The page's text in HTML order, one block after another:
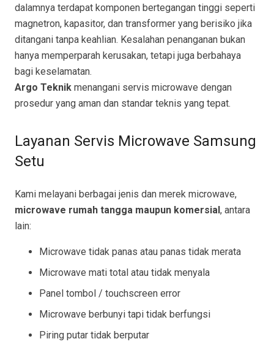
dalamnya terdapat komponen bertegangan tinggi seperti
magnetron, kapasitor, dan transformer yang berisiko jika
ditangani tanpa keahlian. Kesalahan penanganan bukan
hanya memperparah kerusakan, tetapi juga berbahaya
bagi keselamatan.
Argo Teknik menangani servis microwave dengan
prosedur yang aman dan standar teknis yang tepat.
Layanan Servis Microwave Samsung
Setu
Kami melayani berbagai jenis dan merek microwave,
microwave rumah tangga maupun komersial, antara
lain:
Microwave tidak panas atau panas tidak merata
Microwave mati total atau tidak menyala
Panel tombol / touchscreen error
Microwave berbunyi tapi tidak berfungsi
Piring putar tidak berputar